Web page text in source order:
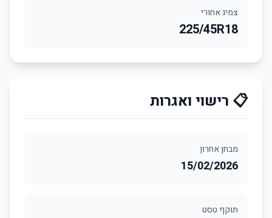
צמיג אחורי
225/45R18
📋 רישוי ואגרות
מבחן אחרון
15/02/2026
תוקף טסט